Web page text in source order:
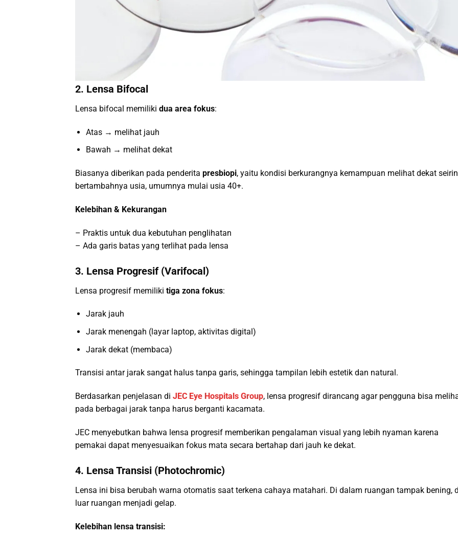
2. Lensa Bifocal
Lensa bifocal memiliki dua area fokus:
Atas → melihat jauh
Bawah → melihat dekat
Biasanya diberikan pada penderita presbiopi, yaitu kondisi berkurangnya kemampuan melihat dekat
bertambahnya usia, umumnya mulai usia 40+.
Kelebihan & Kekurangan
– Praktis untuk dua kebutuhan penglihatan
– Ada garis batas yang terlihat pada lensa
3. Lensa Progresif (Varifocal)
Lensa progresif memiliki tiga zona fokus:
Jarak jauh
Jarak menengah (layar laptop, aktivitas digital)
Jarak dekat (membaca)
Transisi antar jarak sangat halus tanpa garis, sehingga tampilan lebih estetik dan natural.
Berdasarkan penjelasan di JEC Eye Hospitals Group, lensa progresif dirancang agar pengguna bisa
pada berbagai jarak tanpa harus berganti kacamata.
JEC menyebutkan bahwa lensa progresif memberikan pengalaman visual yang lebih nyaman karena
pemakai dapat menyesuaikan fokus mata secara bertahap dari jauh ke dekat.
4. Lensa Transisi (Photochromic)
Lensa ini bisa berubah warna otomatis saat terkena cahaya matahari. Di dalam ruangan tampak bening,
luar ruangan menjadi gelap.
Kelebihan lensa transisi: